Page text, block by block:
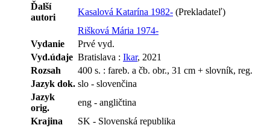
Ďalší
autori
Kasalová Katarína 1982- (Prekladateľ)
Rišková Mária 1974-
Vydanie
Prvé vyd.
Vyd.údaje Bratislava : Ikar, 2021
Rozsah
400 s. : fareb. a čb. obr., 31 cm + slovník, reg.
Jazyk dok. slo - slovenčina
Jazyk
orig.
eng - angličtina
Krajina
SK - Slovenská republika